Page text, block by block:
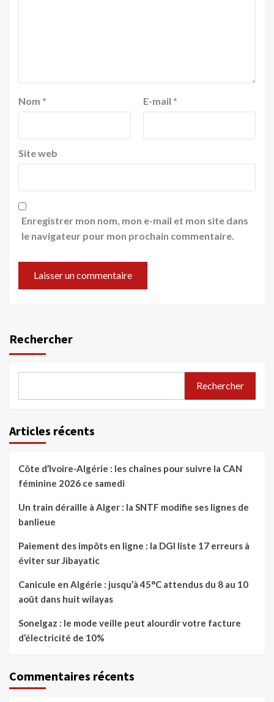
Nom * E-mail *
Site web
Enregistrer mon nom, mon e-mail et mon site dans
le navigateur pour mon prochain commentaire.
Rechercher
Rechercher
Articles récents
Côte d’Ivoire-Algérie : les chaînes pour suivre la CAN
féminine 2026 ce samedi
Un train déraille à Alger : la SNTF modifie ses lignes de
banlieue
Paiement des impôts en ligne : la DGI liste 17 erreurs à
éviter sur Jibayatic
Canicule en Algérie : jusqu’à 45°C attendus du 8 au 10
août dans huit wilayas
Sonelgaz : le mode veille peut alourdir votre facture
d’électricité de 10%
Commentaires récents